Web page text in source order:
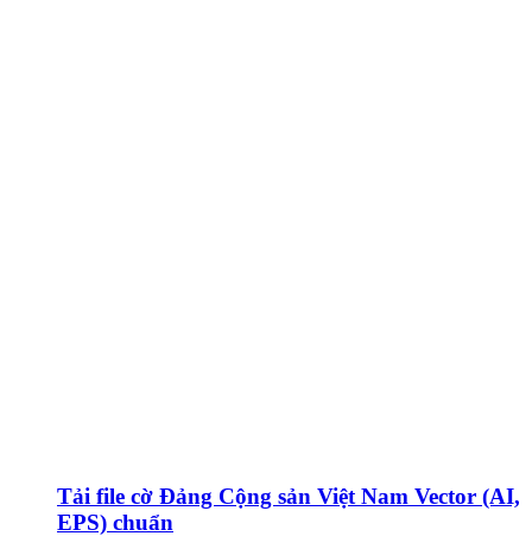
Tải file cờ Đảng Cộng sản Việt Nam Vector (AI,
EPS) chuẩn